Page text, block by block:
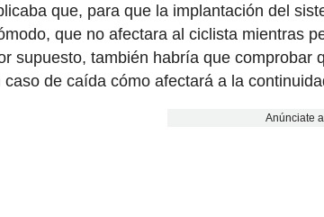
que, para que la implantación del
que no afectara al ciclista mientras
supuesto, también habría que comprobar
caso de caída cómo afectará a la
Anúnciate